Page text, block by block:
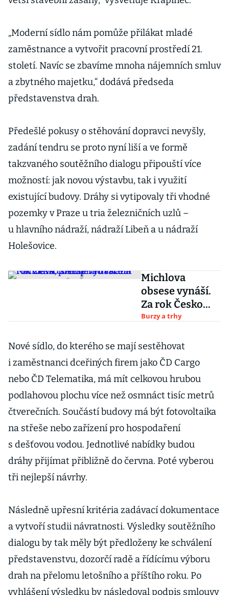
„Moderní sídlo nám pomůže přilákat mladé
zaměstnance a vytvořit pracovní prostředí 21.
století. Navíc se zbavíme mnoha nájemních smluv
a zbytného majetku,“ dodává předseda
představenstva drah.
Předešlé pokusy o stěhování dopravci nevyšly,
zadání tendru se proto nyní liší a ve formě
takzvaného soutěžního dialogu připouští více
možností: jak novou výstavbu, tak i využití
existující budovy. Dráhy si vytipovaly tři vhodné
pozemky v Praze u tria železničních uzlů –
u hlavního nádraží, nádraží Libeň a u nádraží
Holešovice.
Michlova
obsese vynáší.
Za rok Česko
skoupilo dvacet
předběhlo i
Katar
Burzy a trhy
Nové sídlo, do kterého se mají sestěhovat
i zaměstnanci dceřiných firem jako ČD Cargo
nebo ČD Telematika, má mít celkovou hrubou
podlahovou plochu více než osmnáct tisíc metrů
čtverečních. Součástí budovy má být fotovoltaika
na střeše nebo zařízení pro hospodaření
s dešťovou vodou. Jednotlivé nabídky budou
dráhy přijímat přibližně do června. Poté vyberou
tři nejlepší návrhy.
Následně upřesní kritéria zadávací dokumentace
a vytvoří studii návratnosti. Výsledky soutěžního
dialogu by tak měly být předloženy ke schválení
představenstvu, dozorčí radě a řídícímu výboru
drah na přelomu letošního a příštího roku. Po
vyhlášení výsledku by následoval podpis smlouvy